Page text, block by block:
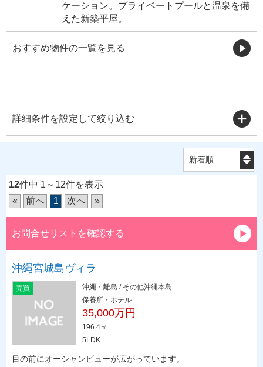
ケーション。プライベートプールと温泉を備
えた新築平屋。
おすすめ物件の一覧を見る
詳細条件を設定して絞り込む
12件中 1～12件を表示
«
前へ 1 次へ »
お問合せリストを確認する
沖縄宮城島ヴィラ
売買
沖縄・離島 / その他沖縄本島
保養所・ホテル
35,000万円
196.4㎡
5LDK
目の前にオーシャンビューが広がっています。